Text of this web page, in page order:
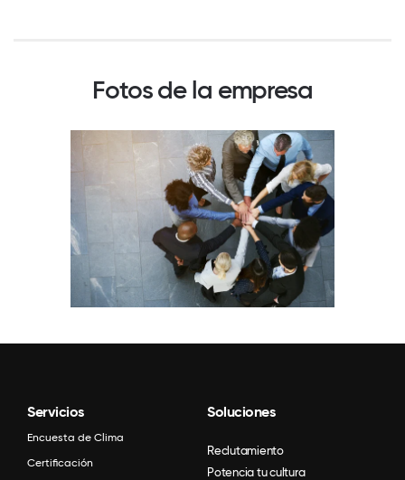
Fotos de la empresa
Servicios
Encuesta de Clima
Certificación
Soluciones
Reclutamiento
Potencia tu cultura